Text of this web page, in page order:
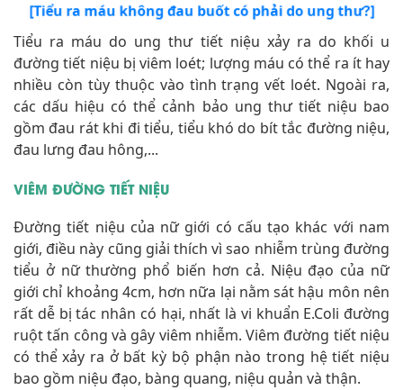
[Tiểu ra máu không đau buốt có phải do ung thư?]
Tiểu ra máu do ung thư tiết niệu xảy ra do khối u
đường tiết niệu bị viêm loét; lượng máu có thể ra ít hay
nhiều còn tùy thuộc vào tình trạng vết loét. Ngoài ra,
các dấu hiệu có thể cảnh bảo ung thư tiết niệu bao
gồm đau rát khi đi tiểu, tiểu khó do bít tắc đường niệu,
đau lưng đau hông,...
VIÊM ĐƯỜNG TIẾT NIỆU
Đường tiết niệu của nữ giới có cấu tạo khác với nam
giới, điều này cũng giải thích vì sao nhiễm trùng đường
tiểu ở nữ thường phổ biến hơn cả. Niệu đạo của nữ
giới chỉ khoảng 4cm, hơn nữa lại nằm sát hậu môn nên
rất dễ bị tác nhân có hại, nhất là vi khuẩn E.Coli đường
ruột tấn công và gây viêm nhiễm. Viêm đường tiết niệu
có thể xảy ra ở bất kỳ bộ phận nào trong hệ tiết niệu
bao gồm niệu đạo, bàng quang, niệu quản và thận.